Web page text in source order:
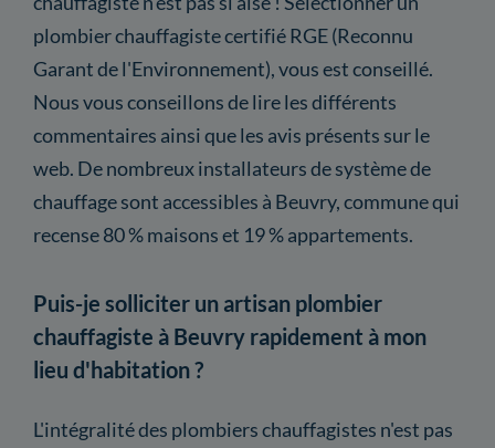
plombier chauffagiste certifié RGE (Reconnu
Garant de l'Environnement), vous est conseillé.
Nous vous conseillons de lire les différents
commentaires ainsi que les avis présents sur le
web. De nombreux installateurs de système de
chauffage sont accessibles à Beuvry, commune qui
recense 80 % maisons et 19 % appartements.
Puis-je solliciter un artisan plombier
chauffagiste à Beuvry rapidement à mon
lieu d'habitation ?
L'intégralité des plombiers chauffagistes n'est pas